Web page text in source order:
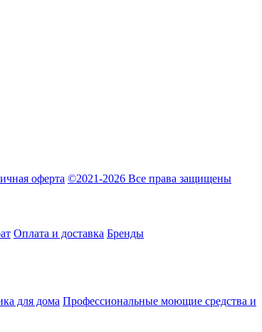
оферта ©2021-2026 Все права защищены
Оплата и доставка Бренды
для дома Профессиональные моющие средства и